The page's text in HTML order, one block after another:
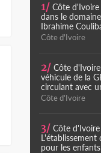
1/ Côte d'Ivoire
dans le
Ibrahime
Côte d'Ivoire
2/ Côte
véhicule de la
circulant avec
Côte d'Ivoire
3/ Côte d'Ivoire
L'établissement
pour les